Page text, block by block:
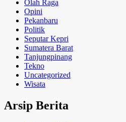
Olah Raga
Opini
Pekanbaru
Politik
Seputar Kepri
Sumatera Barat
Tanjungpinang
Tekno
Uncategorized
Wisata
Arsip Berita